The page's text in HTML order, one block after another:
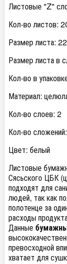
Листовые "Z"
Кол-во листов:
Размер листа:
Размер листа в
Кол-во в
Материал:
Кол-во слоев: 2
Кол-во
Цвет: белый
Листовые
Сясьского ЦБК
подходят для
людей, так как
полотенце за
расходы
Данные
превосходной
хватает для